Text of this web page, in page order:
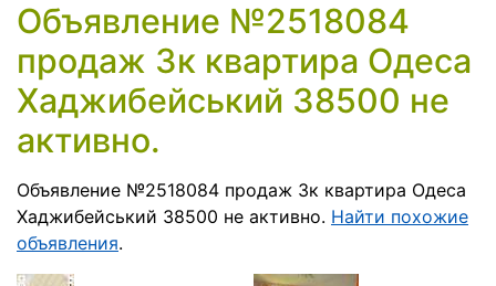
Объявление №2518084
продаж 3к квартира Одеса
Хаджибейський 38500 не
активно.
Объявление №2518084 продаж 3к квартира Одеса
Хаджибейський 38500 не активно. Найти похожие
объявления.